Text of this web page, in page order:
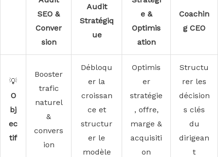
SEO &
Conver
sion
Audit
Stratégiq
ue
e &
Optimis
ation
Coachin
g CEO
💡
O
bj
ec
tif
Booster
trafic
naturel
&
convers
ion
Débloqu
er la
croissan
ce et
structur
er le
modèle
Optimis
er
stratégie
, offre,
marge &
acquisiti
on
Structu
rer les
décision
s clés
du
dirigean
t